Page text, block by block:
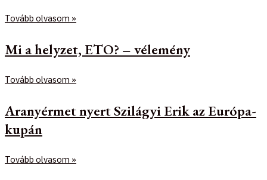
Tovább olvasom »
Mi a helyzet, ETO? – vélemény
Tovább olvasom »
Aranyérmet nyert Szilágyi Erik az Európa-
kupán
Tovább olvasom »